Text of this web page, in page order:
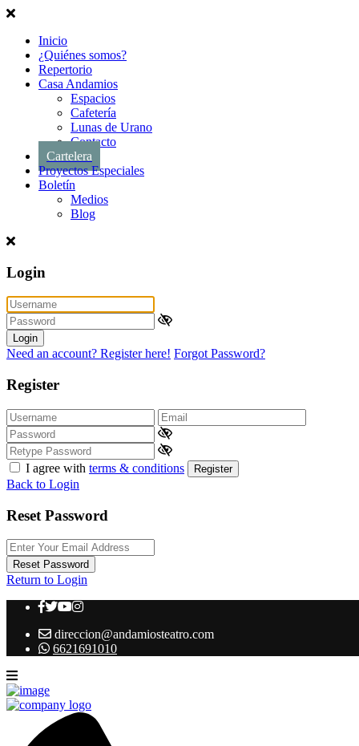
Inicio
¿Quiénes somos?
Repertorio
Casa Andamios
Espacios
Cafetería
Lunas de Urano
Contacto
Cartelera
Proyectos Especiales
Boletín
Medios
Blog
Login
Login
Need an account? Register here! Forgot Password?
Register
I agree with terms & conditions Register
Back to Login
Reset Password
Reset Password
Return to Login
direccion@andamiosteatro.com
6621691010